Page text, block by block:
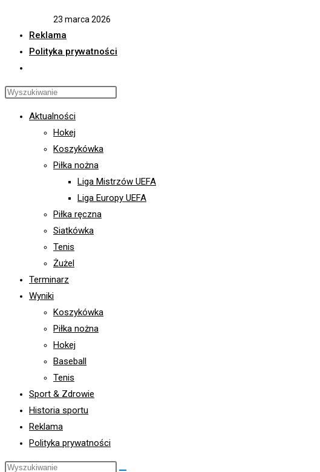
23 marca 2026
Reklama
Polityka prywatności
website
search
panel.
Aktualności
Hokej
Koszykówka
Piłka nożna
Liga Mistrzów UEFA
Liga Europy UEFA
Piłka ręczna
Siatkówka
Tenis
Żużel
Terminarz
Wyniki
Koszykówka
Piłka nożna
Hokej
Baseball
Tenis
Sport & Zdrowie
Historia sportu
Reklama
Polityka prywatności
Search